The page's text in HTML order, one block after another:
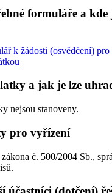
formuláře a kde
k žádosti (osvědčení) pro
a jak je lze
nejsou stanoveny.
pro vyřízení
č. 500/2004 Sb.,